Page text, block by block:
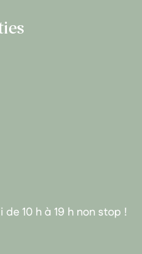
10 h à 19 h non stop !